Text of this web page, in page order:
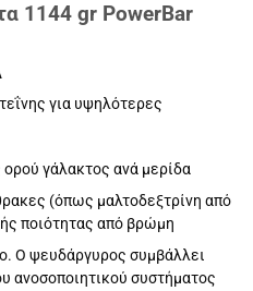
1144 gr PowerBar
για υψηλότερες
γάλακτος ανά μερίδα
(όπως μαλτοδεξτρίνη από
ποιότητας από βρώμη
Ο ψευδάργυρος συμβάλλει
ανοσοποιητικού συστήματος